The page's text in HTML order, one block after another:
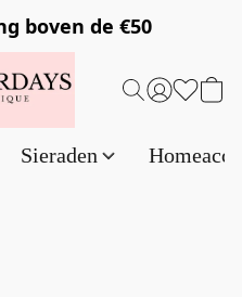
boven de €50
Sieraden